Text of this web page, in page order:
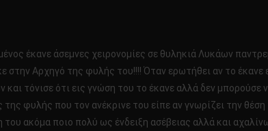
έκανε άσεμνες χειρονομίες σε θυληκιά Λυκάων
Αρχηγό της φυλής του!!!! Όταν ερωτήθει αν το έκανε
τόνισε ότι εις γνώση του το έκανε αλλά δεν μπορούσε
φυλής που τον ανέκρινε του είπε αν γνωρίζει την
ακόμα ποιο πολύ ως ένδειξη ασέβειας αλλά και